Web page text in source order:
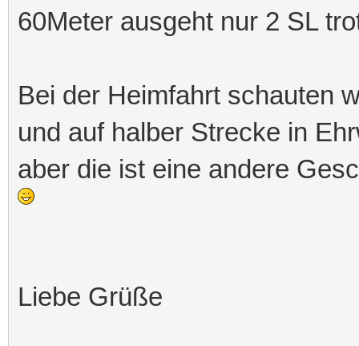
60Meter ausgeht nur 2 SL
Bei der Heimfahrt schauten
und auf halber Strecke in
aber die ist eine andere
Liebe Grüße